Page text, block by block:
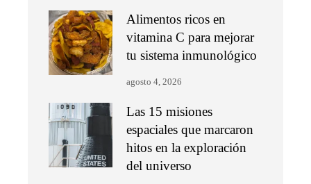
Alimentos ricos en
vitamina C para mejorar
tu sistema inmunológico
agosto 4, 2026
Las 15 misiones
espaciales que marcaron
hitos en la exploración
del universo